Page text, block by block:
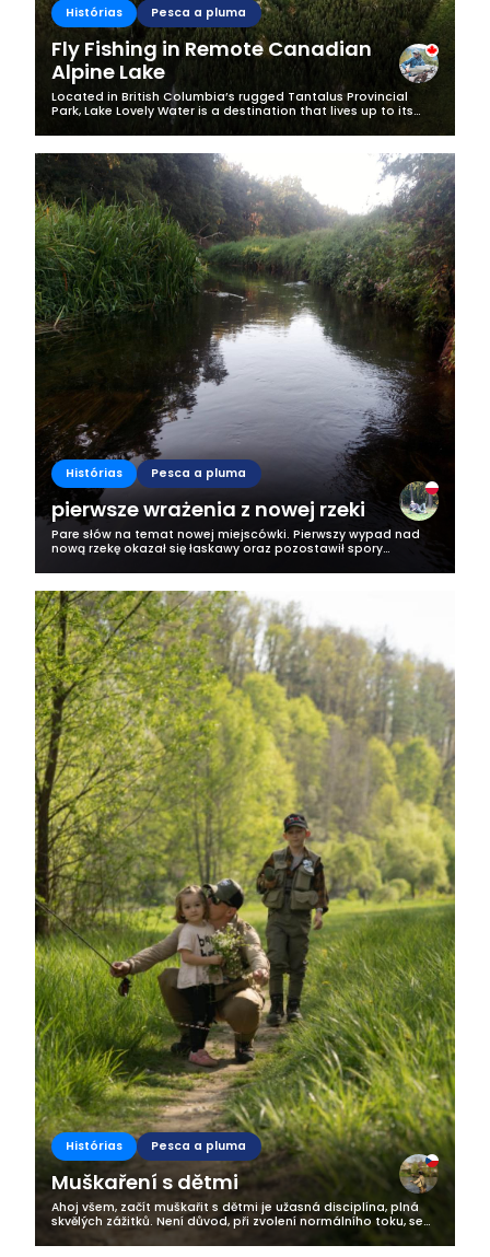
Histórias Pesca a pluma
Fly Fishing in Remote Canadian
Alpine Lake
Located in British Columbia’s rugged Tantalus Provincial
Park, Lake Lovely Water is a destination that lives up to its
name. I've had the privilege of visiting this glacial gem three
times so far,...
Histórias Pesca a pluma
pierwsze wrażenia z nowej rzeki
Pare słów na temat nowej miejscówki. Pierwszy wypad nad
nową rzekę okazał się łaskawy oraz pozostawił spory
rzeką pojawiłem się poźno koło...
Histórias Pesca a pluma
Muškaření s dětmi
Ahoj všem, začít muškařit s dětmi je užasná disciplína, plná
skvělých zážitků. Není důvod, při zvolení normálního toku, se
čehokoliv bát. Chce to mít jen pořádnou dávku trpělivosti,
dostatek...